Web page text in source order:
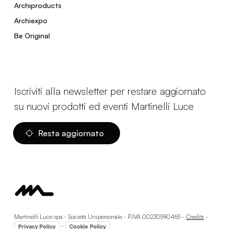
Archiproducts
Archiexpo
Be Original
Iscriviti alla newsletter per restare aggiornato
su nuovi prodotti ed eventi Martinelli Luce
Resta aggiornato
Martinelli Luce spa - Società Unipersonale - P.IVA 00230590465 - Credits -
Privacy Policy - Cookie Policy